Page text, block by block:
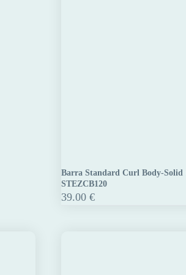
Barra
Standard
Barra Standard Curl Body-Solid
STEZCB120
39.00 €